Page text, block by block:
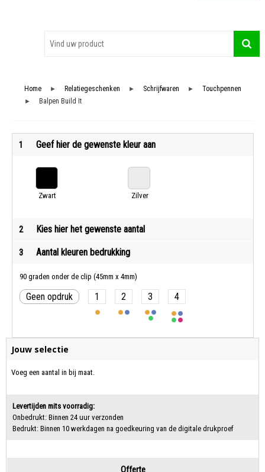
Home ► Relatiegeschenken ► Schrijfwaren ► Touchpennen
► Balpen Build It
1 Geef hier de gewenste kleur aan
Zwart Zilver
2 Kies hier het gewenste aantal
3 Aantal kleuren bedrukking
90 graden onder de clip (45mm x 4mm)
Geen opdruk 1 2 3 4
Jouw selectie
Voeg een aantal in bij maat.
Levertijden mits voorradig:
Onbedrukt: Binnen 24 uur verzonden
Bedrukt: Binnen 10 werkdagen na goedkeuring van de digitale drukproef